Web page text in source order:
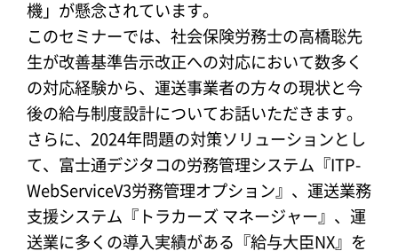
機」が懸念されています。
このセミナーでは、社会保険労務士の高橋聡先
生が改善基準告示改正への対応において数多く
の対応経験から、 運送事業者の方々の現状と今
後の給与制度設計についてお話いただきます。
さらに、 2024年問題の対策ソリューションとし
て、富士通デジタコの労務管理システム
『ITP-
WebServiceV3労務管理オプション 』 、運送業務
支援システム
『 トラカーズ マネージャー 』 、運
送業に多くの導入実績がある
『給与大臣NX』
を